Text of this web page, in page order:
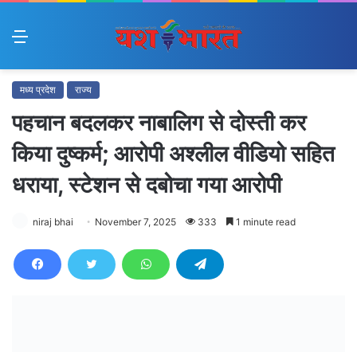
Menu
मध्य प्रदेश राज्य
पहचान बदलकर नाबालिग से दोस्ती कर
किया दुष्कर्म; आरोपी अश्लील वीडियो सहित
धराया, स्टेशन से दबोचा गया आरोपी
niraj bhai November 7, 2025 333 1 minute read